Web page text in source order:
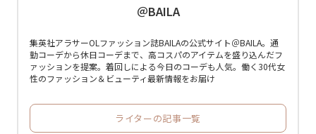
＠BAILA
集英社アラサーOLファッション誌BAILAの公式サイト＠BAILA。通
勤コーデから休日コーデまで、高コスパのアイテムを盛り込んだフ
ァッションを提案。着回しによる今日のコーデも人気。働く30代女
性のファッション＆ビューティ最新情報をお届け
ライターの記事一覧